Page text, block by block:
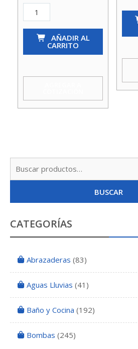
Bomba
Pedr.
Cpm
220V
Koslan
AÑADIR AL
CARRITO
Cpm
2X2
BUSCAR
CATEGORÍAS
Abrazaderas (83)
Aguas Lluvias (41)
Baño y Cocina (192)
Bombas (245)